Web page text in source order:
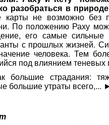
разобраться в
карты не возможно без
По положению Раху
его самые сильные
с прошлых жизней.
человека. Тем
под влиянием теневых
большие страдания:
большие утраты всего,...